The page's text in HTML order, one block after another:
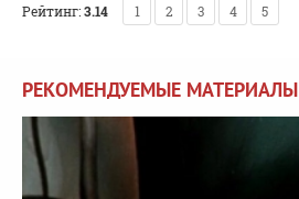
Рейтинг:3.14 1 2 3 4 5
РЕКОМЕНДУЕМЫЕ МАТЕРИАЛЫ